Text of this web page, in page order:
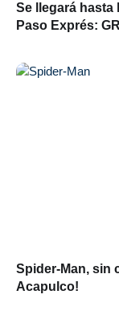
Se llegará hasta
Paso Exprés:
Spider-Man, sin
Acapulco!